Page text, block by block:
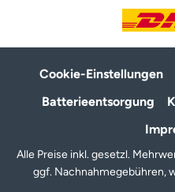
Cookie-Einstellungen
Batterieentsorgung
Alle Preise inkl. gesetzl.
ggf. Nachnahmegebühren,